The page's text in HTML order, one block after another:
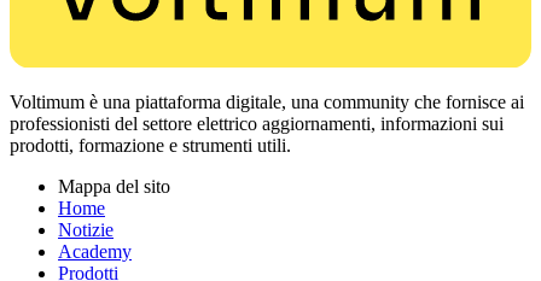
Voltimum è una piattaforma digitale, una community che fornisce ai
professionisti del settore elettrico aggiornamenti, informazioni sui
prodotti, formazione e strumenti utili.
Mappa del sito
Home
Notizie
Academy
Prodotti